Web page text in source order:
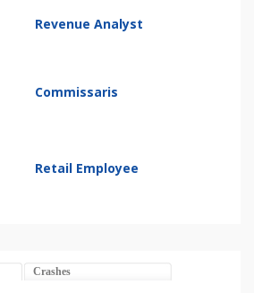
Revenue Analyst
Commissaris
Retail Employee
Crashes